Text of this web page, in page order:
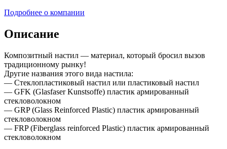
Подробнее о компании
Описание
Композитный настил — материал, который бросил вызов
традиционному рынку!
Другие названия этого вида настила:
— Стеклопластиковый настил или пластиковый настил
— GFK (Glasfaser Kunstsoffe) пластик армированный
стекловолокном
— GRP (Glass Reinforced Plastic) пластик армированный
стекловолокном
— FRP (Fiberglass reinforced Plastic) пластик армированный
стекловолокном